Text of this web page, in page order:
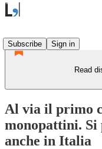
Subscribe
Sign in
Read
Al via il primo
monopattini. Si
anche in Italia